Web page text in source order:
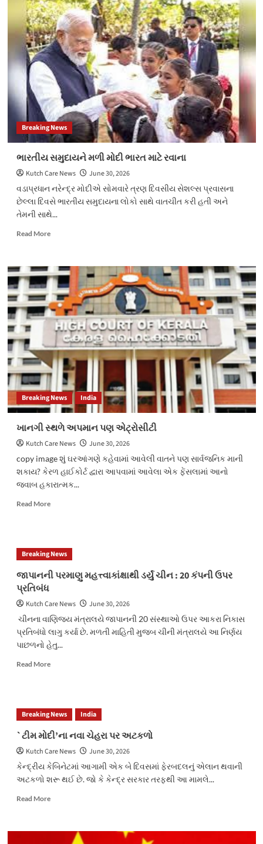
અને
ઈરાન
હુમલા
રોકવા
સહમત
Breaking News
ભારતીય સમુદાયને મળી મોદી ભારત માટે રવાના
Kutch Care News
June 30, 2026
વડાપ્રધાન નરેન્દ્ર મોદીએ સોમવારે ત્રણ દિવસીય સેશલ્સ પ્રવાસના
છેલ્લા દિવસે ભારતીય સમુદાયના લોકો સાથે વાતચીત કરી હતી અને
તેમની સાથે...
Read MoreRead
ભારતીય
સમુદાયને
મળી
મોદી
ભારત
માટે
રવાના
Breaking News India
ખાનગી સ્થળે અપમાન પણ એટ્રોસીટી
Kutch Care News
June 30, 2026
copy image શું ઘરઆંગણે કહેવામાં આવેલી વાતને પણ સાર્વજનિક માની
શકાય? કેરળ હાઈકોર્ટ દ્વારા આપવામાં આવેલા એક ફેંસલામાં આનો
જવાબ હકારાત્મક...
Read MoreRead
સ્થળે
અપમાન
પણ
એટ્રોસીટી
Breaking News
જાપાનની પરમાણુ મહત્ત્વાકાંક્ષાથી ડર્યું ચીન : 20 કંપની ઉપર
પ્રતિબંધ
Kutch Care News
June 30, 2026
ચીનના વાણિજ્ય મંત્રાલયે જાપાનની 20 સંસ્થાઓ ઉપર આકરા નિકાસ
પ્રતિબંધો લાગુ કર્યા છે. મળતી માહિતી મુજબ ચીની મંત્રાલયે આ નિર્ણય
પાછળનો હેતુ...
Read MoreRead
પરમાણુ
મહત્ત્વાકાંક્ષાથી
ડર્યું
ચીન
:
20
ઉપર
પ્રતિબંધ
Breaking News India
`ટીમ મોદી’ના નવા ચેહરા પર અટકળો
Kutch Care News
June 30, 2026
કેન્દ્રીય કેબિનેટમાં આગામી એક બે દિવસમાં ફેરબદલનું એલાન થવાની
અટકળો શરૂ થઈ છે. જો કે કેન્દ્ર સરકાર તરફથી આ મામલે...
Read MoreRead
`ટીમ